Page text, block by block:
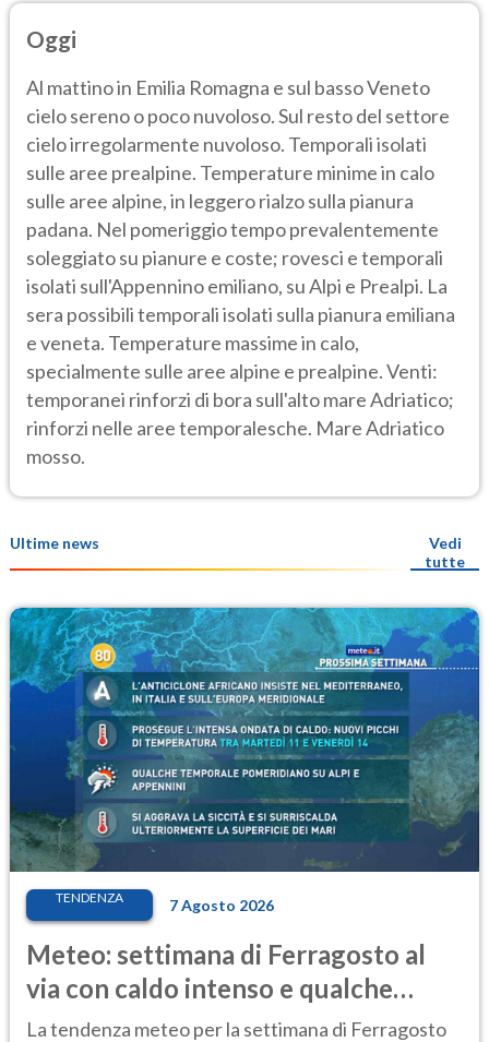
Oggi
Al mattino in Emilia Romagna e sul basso Veneto
cielo sereno o poco nuvoloso. Sul resto del settore
cielo irregolarmente nuvoloso. Temporali isolati
sulle aree prealpine. Temperature minime in calo
sulle aree alpine, in leggero rialzo sulla pianura
padana. Nel pomeriggio tempo prevalentemente
soleggiato su pianure e coste; rovesci e temporali
isolati sull'Appennino emiliano, su Alpi e Prealpi. La
sera possibili temporali isolati sulla pianura emiliana
e veneta. Temperature massime in calo,
specialmente sulle aree alpine e prealpine. Venti:
temporanei rinforzi di bora sull'alto mare Adriatico;
rinforzi nelle aree temporalesche. Mare Adriatico
mosso.
Ultime news
Vedi
tutte
TENDENZA 7 Agosto 2026
Meteo: settimana di Ferragosto al
via con caldo intenso e qualche
temporale
La tendenza meteo per la settimana di Ferragosto